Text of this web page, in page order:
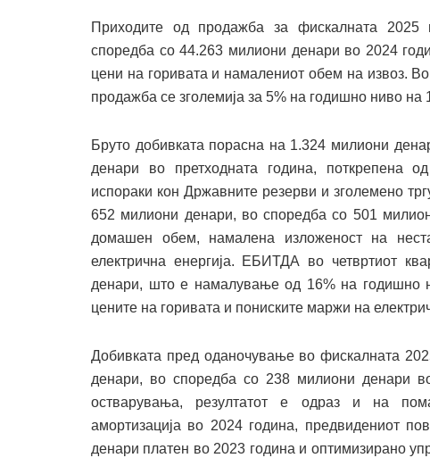
Приходите од продажба за фискалната
споредба со 44.263 милиони денари во 2024
цени на горивата и намалениот обем на извоз.
продажба се зголемија за 5% на годишно ниво
Бруто добивката порасна на 1.324 милиони
денари во претходната година, поткрепена
испораки кон Државните резерви и зголемено
652 милиони денари, во споредба со 501
домашен обем, намалена изложеност на
електрична енергија. ЕБИТДА во четвртиот
денари, што е намалување од 16% на годишно
цените на горивата и пониските маржи на
Добивката пред оданочување во фискалната
денари, во споредба со 238 милиони денари
остварувања, резултатот е одраз и на
амортизација во 2024 година, предвидениот
денари платен во 2023 година и оптимизирано